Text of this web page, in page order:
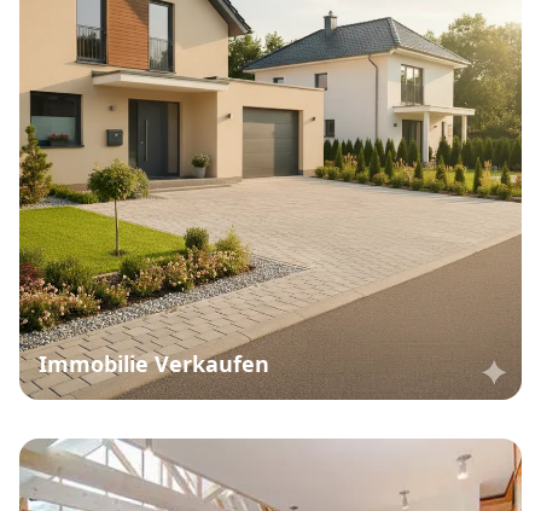
Immobilie Verkaufen